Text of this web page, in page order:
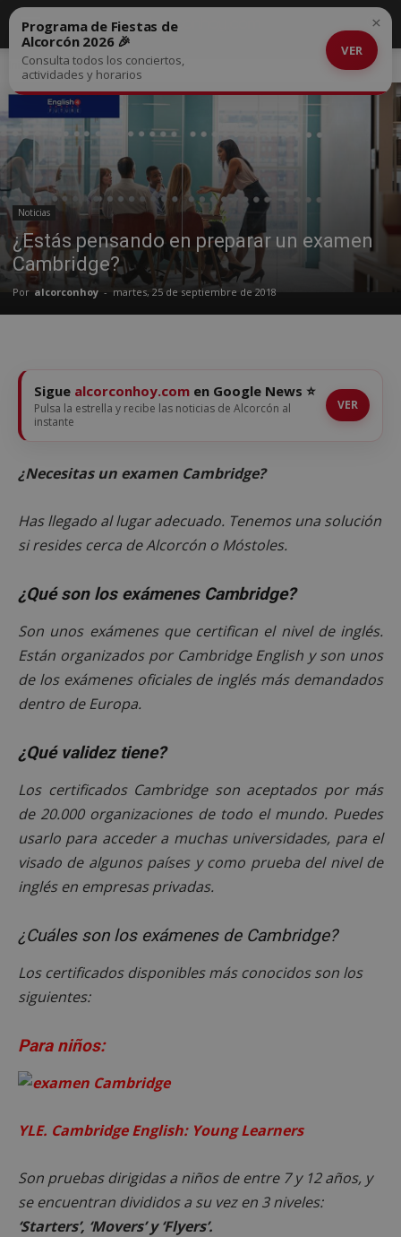
Inicio Noticias
Noticias
¿Estás pensando en preparar un examen
Cambridge?
Por alcorconhoy - martes, 25 de septiembre de 2018
Programa de Fiestas de
Alcorcón 2026 🎉
Consulta todos los conciertos,
actividades y horarios
VER
×
Sigue alcorconhoy.com en Google News ⭐
Pulsa la estrella y recibe las noticias de Alcorcón al
instante
VER
¿Necesitas un examen Cambridge?
Has llegado al lugar adecuado. Tenemos una solución
si resides cerca de Alcorcón o Móstoles.
¿Qué son los exámenes Cambridge?
Son unos exámenes que certifican el nivel de inglés.
Están organizados por Cambridge English y son unos
de los exámenes oficiales de inglés más demandados
dentro de Europa.
¿Qué validez tiene?
Los certificados Cambridge son aceptados por más
de 20.000 organizaciones de todo el mundo. Puedes
usarlo para acceder a muchas universidades, para el
visado de algunos países y como prueba del nivel de
inglés en empresas privadas.
¿Cuáles son los exámenes de Cambridge?
Los certificados disponibles más conocidos son los
siguientes:
Para niños:
YLE. Cambridge English: Young Learners
Son pruebas dirigidas a niños de entre 7 y 12 años, y
se encuentran divididos a su vez en 3 niveles:
‘Starters’, ‘Movers’ y ‘Flyers’.